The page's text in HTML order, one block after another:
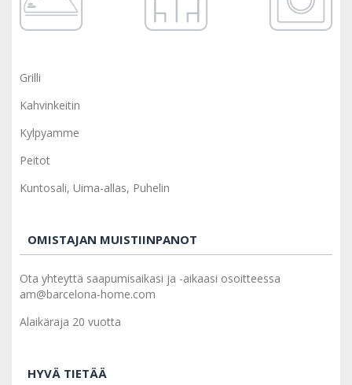
Grilli
Kahvinkeitin
Kylpyamme
Peitot
Kuntosali, Uima-allas, Puhelin
OMISTAJAN MUISTIINPANOT
Ota yhteyttä saapumisaikasi ja -aikaasi osoitteessa
am@barcelona-home.com
Alaikäraja 20 vuotta
HYVÄ TIETÄÄ